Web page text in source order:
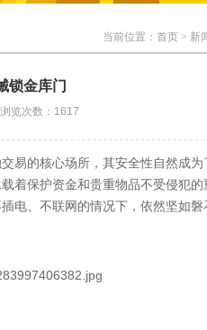
当前位置： 首页 > 新
锁金库门
览次数：1617
易的核心场所，其安全性自然成为
保护资金和贵重物品不受侵犯的
电、不联网的情况下，依然坚如